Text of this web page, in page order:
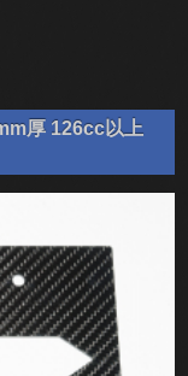
厚 126cc以上